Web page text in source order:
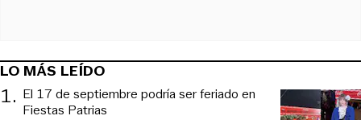
LO MÁS LEÍDO
1. El 17 de septiembre podría ser feriado en
Fiestas Patrias